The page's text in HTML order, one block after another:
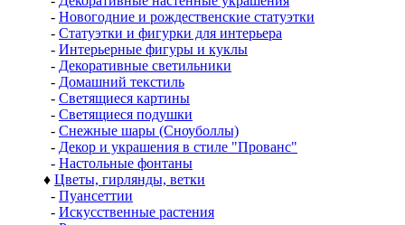
- Новогодние и рождественские статуэтки
- Статуэтки и фигурки для интерьера
- Интерьерные фигуры и куклы
- Декоративные светильники
- Домашний текстиль
- Светящиеся картины
- Светящиеся подушки
- Снежные шары (Сноуболлы)
- Декор и украшения в стиле "Прованс"
- Настольные фонтаны
♦ Цветы, гирлянды, ветки
- Пуансеттии
- Искусственные растения